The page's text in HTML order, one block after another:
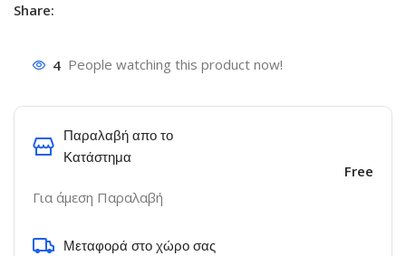
Share:
4 People watching this product now!
Παραλαβή απο το
Κατάστημα
Για άμεση Παραλαβή
Free
Μεταφορά στο χώρο σας